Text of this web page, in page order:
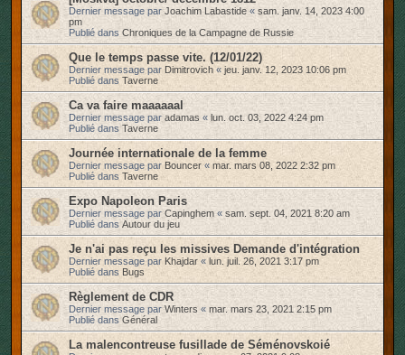
Dernier message parJoachim Labastide « sam. janv. 14, 2023 4:00
pm
Publié dans Chroniques de la Campagne de Russie
Que le temps passe vite. (12/01/22)
Dernier message par Dimitrovich « jeu. janv. 12, 2023 10:06 pm
Publié dans Taverne
Ca va faire maaaaaal
Dernier message paradamas « lun. oct. 03, 2022 4:24 pm
Publié dans Taverne
Journée internationale de la femme
Dernier message par Bouncer« mar. mars 08, 2022 2:32 pm
Publié dans Taverne
Expo Napoleon Paris
Dernier message parCapinghem « sam. sept. 04, 2021 8:20 am
Publié dans Autour du jeu
Je n'ai pas reçu les missives Demande d'intégration
Dernier message par Khajdar « lun. juil. 26, 2021 3:17 pm
Publié dans Bugs
Règlement de CDR
Dernier message parWinters « mar. mars 23, 2021 2:15 pm
Publié dans Général
La malencontreuse fusillade de Séménovskoié